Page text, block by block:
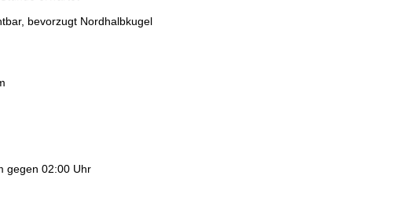
bevorzugt Nordhalbkugel
gegen 02:00 Uhr